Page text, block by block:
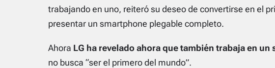
trabajando en uno, reiteró su deseo de convertirse en el
presentar un smartphone plegable completo.
Ahora LG ha revelado ahora que también trabaja en
no busca “ser el primero del mundo”.